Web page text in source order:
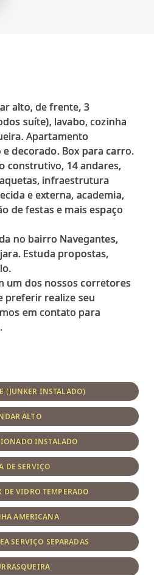
alto, de frente, 3
suíte), lavabo, cozinha
Apartamento
decorado. Box para carro.
construtivo, 14 andares,
infraestrutura
e externa, academia,
de festas e mais espaço
no bairro Navegantes,
Estuda propostas,
um dos nossos corretores
preferir realize seu
em contato para
(JUNKER INSTALADO)
ALTO
INSTALADO
DE SERVIÇO
VIDRO TEMPERADO
AMERICANA
SERVIÇO SEPARADAS